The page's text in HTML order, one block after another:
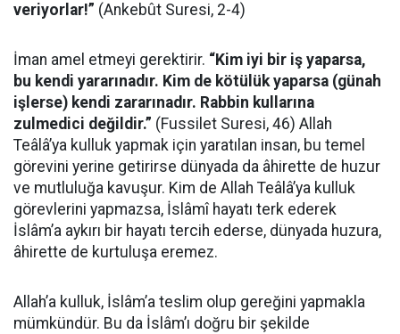
veriyorlar!” (Ankebût Suresi, 2-4)
İman amel etmeyi gerektirir. “Kim iyi bir iş yaparsa,
bu kendi yararınadır. Kim de kötülük yaparsa (günah
işlerse) kendi zararınadır. Rabbin kullarına
zulmedici değildir.” (Fussilet Suresi, 46) Allah
Teâlâ’ya kulluk yapmak için yaratılan insan, bu temel
görevini yerine getirirse dünyada da âhirette de huzur
ve mutluluğa kavuşur. Kim de Allah Teâlâ’ya kulluk
görevlerini yapmazsa, İslâmî hayatı terk ederek
İslâm’a aykırı bir hayatı tercih ederse, dünyada huzura,
âhirette de kurtuluşa eremez.
Allah’a kulluk, İslâm’a teslim olup gereğini yapmakla
mümkündür. Bu da İslâm’ı doğru bir şekilde